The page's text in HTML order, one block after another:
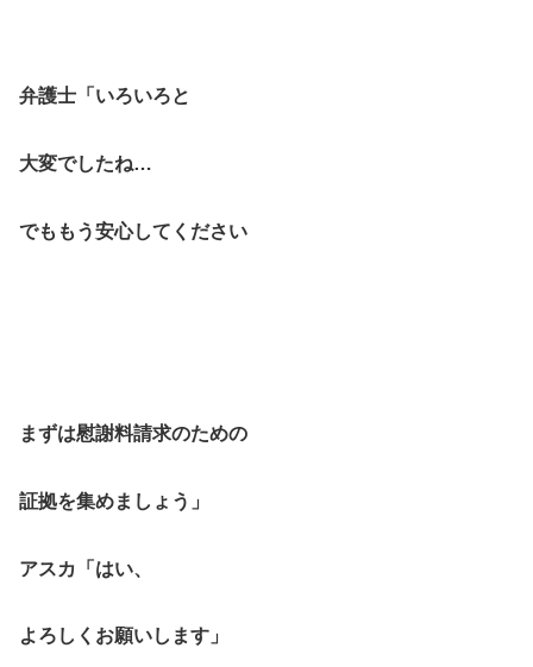
弁護士「いろいろと
大変でしたね…
でももう安心してください
まずは慰謝料請求のための
証拠を集めましょう」
アスカ「はい、
よろしくお願いします」